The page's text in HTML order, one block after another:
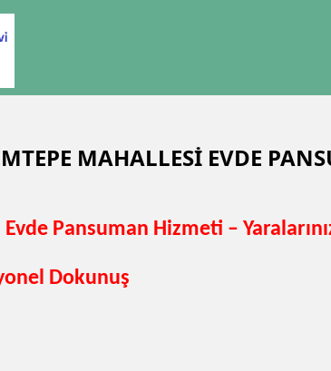
MAHALLESİ EVDE
Pansuman Hizmeti –
Dokunuş